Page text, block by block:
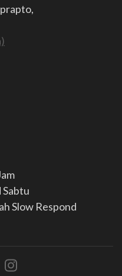
Sabtu
Slow Respond